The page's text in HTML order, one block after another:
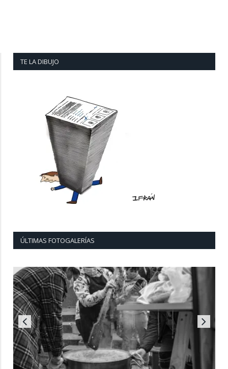
TE LA DIBUJO
ÚLTIMAS FOTOGALERÍAS